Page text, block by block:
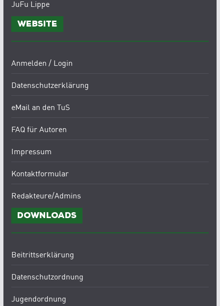
JuFu Lippe
Website
Anmelden / Login
Datenschutzerklärung
eMail an den TuS
FAQ für Autoren
Impressum
Kontaktformular
Redakteure/Admins
Downloads
Beitrittserklärung
Datenschutzordnung
Jugendordnung